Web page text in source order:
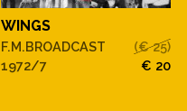
WINGS
F.M.BROADCAST
1972/7
(€ 25)
€ 20